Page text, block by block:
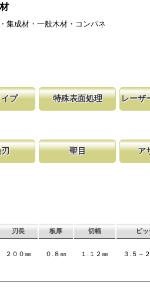
集成材・一般木材・コンパネ
プ
用が主な商品に採用し
特殊表面処理 レーザ
が消えないようにしてい
聖目 ア
刃長 板厚 切幅 ピ
２００㎜
０.８㎜ １.１２㎜ ３.５～